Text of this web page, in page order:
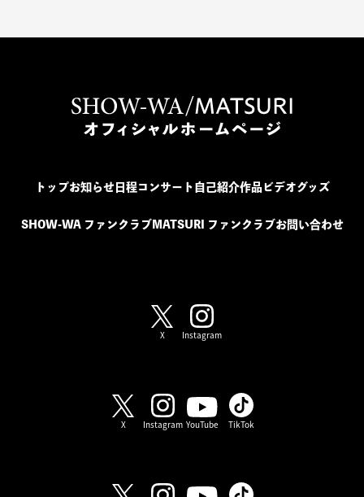
トップお知らせ日程コンサート 自己紹介作品ビデオグッズ
SHOW-WA ファンクラブ MATSURI ファンクラブ お問い合わせ
X Instagram
X Instagram YouTube TikTok